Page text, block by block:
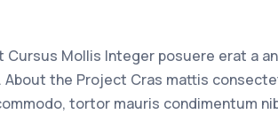
Mollis Integer posuere erat a
the Project Cras mattis
tortor mauris condimentum